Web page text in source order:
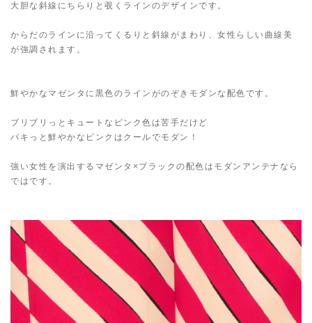
大胆な斜線にちらりと覗くラインのデザインです。
からだのラインに沿ってくるりと斜線がまわり、女性らしい曲線美
が強調されます。
鮮やかなマゼンタに黒色のラインがのぞきモダンな配色です。
ブリブリっとキュートなピンク色は苦手だけど
パキっと鮮やかなピンクはクールでモダン！
強い女性を演出するマゼンタ×ブラックの配色はモダンアンテナなら
ではです。